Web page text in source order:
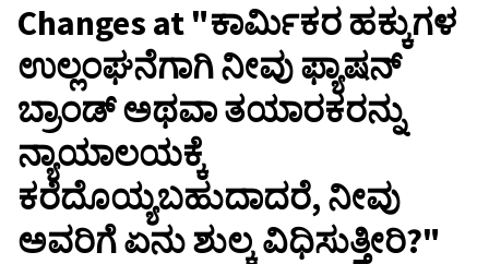
Changes at "ಕಾರ್ಮಿಕರ ಹಕ್ಕುಗಳ
ಉಲ್ಲಂಘನೆಗಾಗಿ ನೀವು ಫ್ಯಾಷನ್
ಬ್ರಾಂಡ್ ಅಥವಾ ತಯಾರಕರನ್ನು
ನ್ಯಾಯಾಲಯಕ್ಕೆ
ಕರೆದೊಯ್ಯಬಹುದಾದರೆ, ನೀವು
ಅವರಿಗೆ ಏನು ಶುಲ್ಕ ವಿಧಿಸುತ್ತೀರಿ?"